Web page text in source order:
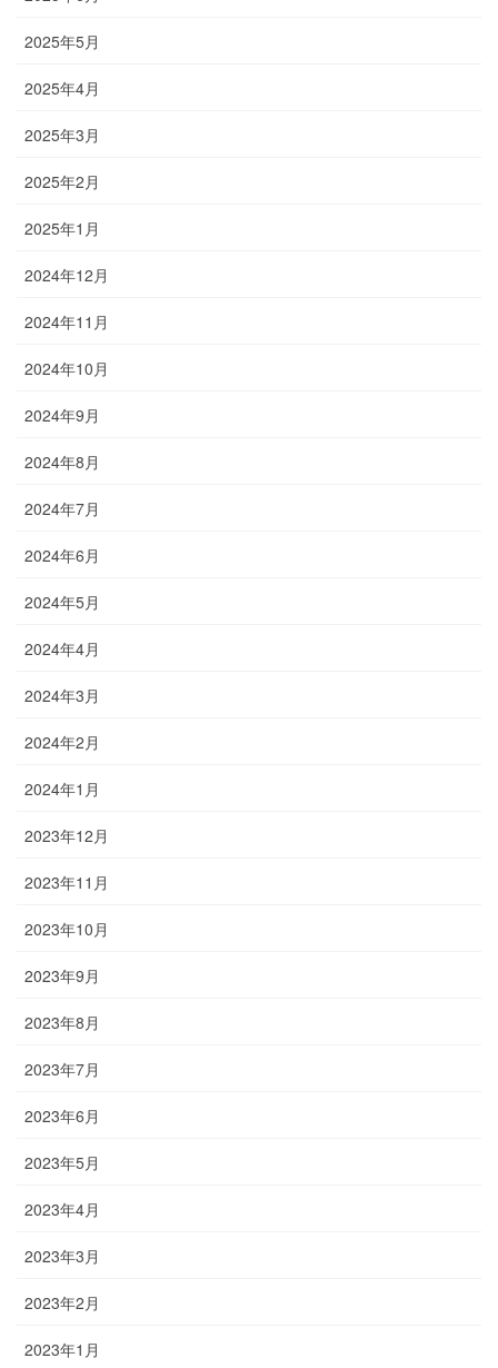
2025年5月
2025年4月
2025年3月
2025年2月
2025年1月
2024年12月
2024年11月
2024年10月
2024年9月
2024年8月
2024年7月
2024年6月
2024年5月
2024年4月
2024年3月
2024年2月
2024年1月
2023年12月
2023年11月
2023年10月
2023年9月
2023年8月
2023年7月
2023年6月
2023年5月
2023年4月
2023年3月
2023年2月
2023年1月